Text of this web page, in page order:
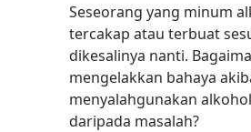
Seseorang yang minum
tercakap atau terbuat
dikesalinya nanti.
mengelakkan bahaya
menyalahgunakan
daripada masalah?